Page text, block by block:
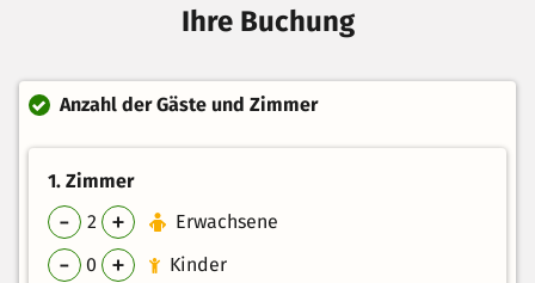
Ihre Buchung
Anzahl der Gäste und Zimmer
1. Zimmer
- 2 + Erwachsene
- 0 + Kinder